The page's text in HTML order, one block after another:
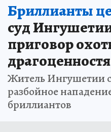
Бриллианты
суд
приговор
Житель Ингушетии
разбойное
бриллиантов